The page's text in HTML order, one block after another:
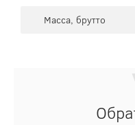
Масса, брутто